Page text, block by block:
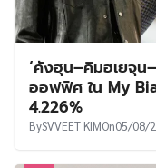
‘คังฮุน–คิมฮเยจุน
ออฟฟิศ ใน My
4.226%
BySVVEET KIMOn05/08/